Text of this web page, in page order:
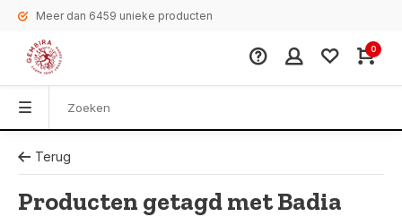
Meer dan 6459 unieke producten
0
Terug
Producten getagd met Badia